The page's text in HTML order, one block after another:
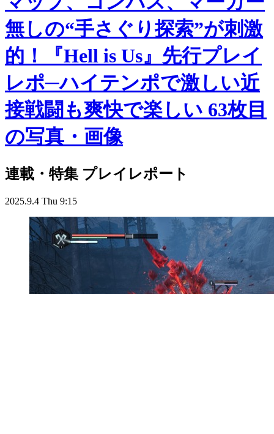
マップ、コンパス、マーカー
無しの“手さぐり探索”が刺激
的！『Hell is Us』先行プレイ
レポ─ハイテンポで激しい近
接戦闘も爽快で楽しい 63枚目
2025.9.4 Thu 9:15